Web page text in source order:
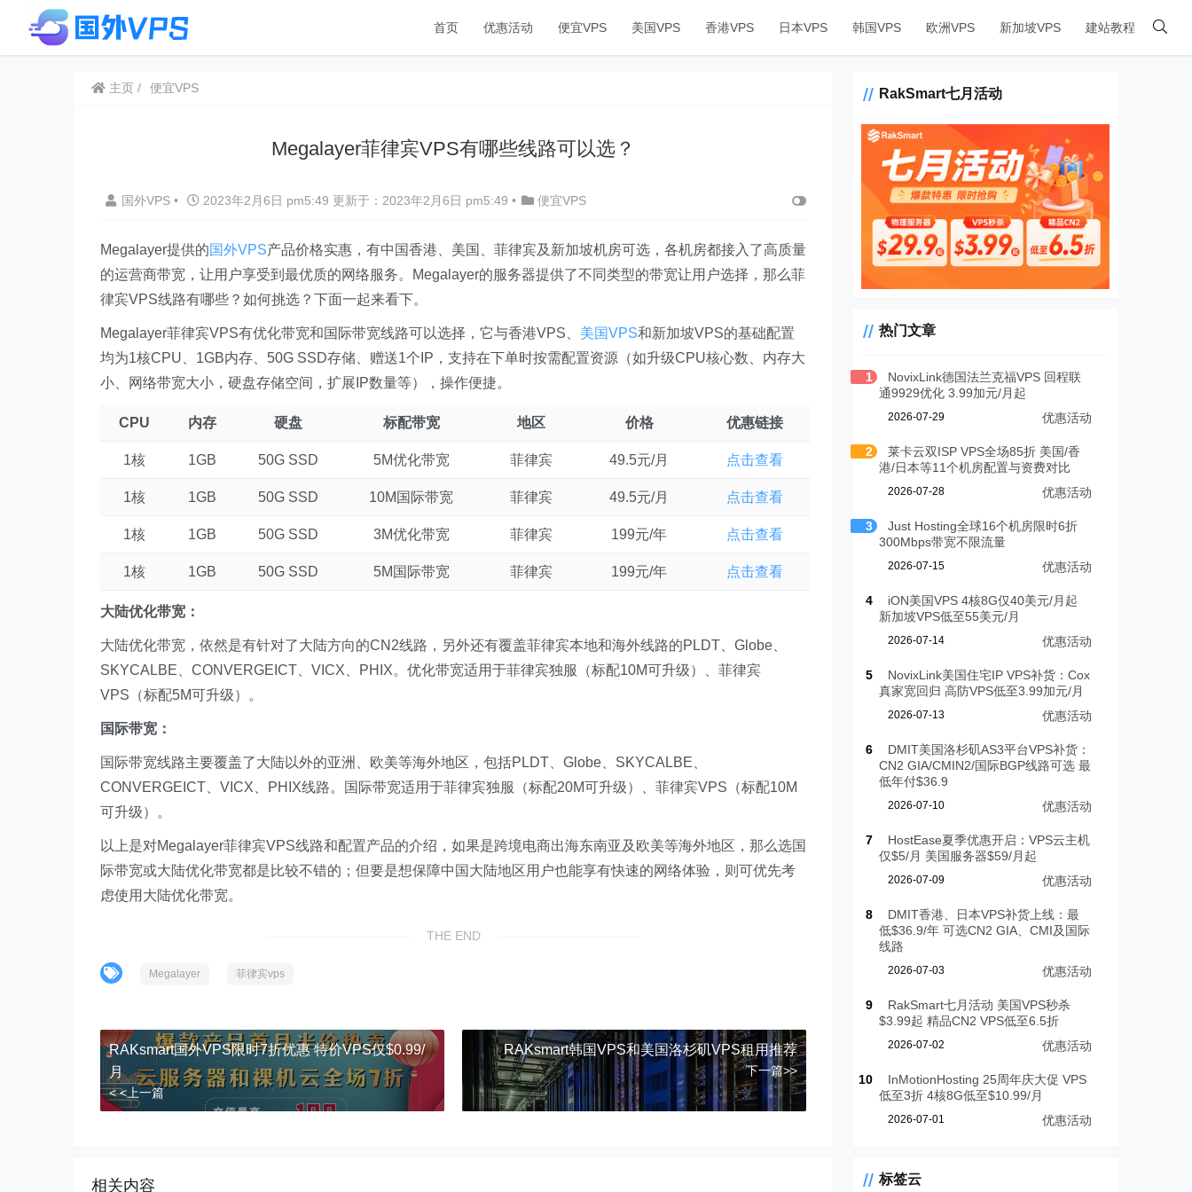
首页 优惠活动 便宜VPS 美国VPS 香港VPS 日本VPS 韩国VPS 欧洲VPS 新加坡VPS 建站教程
主页 便宜VPS
Megalayer菲律宾VPS有哪些线路可以选？
国外VPS • 2023年2月6日 pm5:49 更新于：2023年2月6日 pm5:49 • 便宜VPS
Megalayer提供的国外VPS产品价格实惠，有中国香港、美国、菲律宾及新加坡机房可选，各机房都接入了高质量
的运营商带宽，让用户享受到最优质的网络服务。Megalayer的服务器提供了不同类型的带宽让用户选择，那么菲
律宾VPS线路有哪些？如何挑选？下面一起来看下。
Megalayer菲律宾VPS有优化带宽和国际带宽线路可以选择，它与香港VPS、 美国VPS和新加坡VPS的基础配置
均为1核CPU、1GB内存、50G SSD存储、赠送1个IP，支持在下单时按需配置资源（如升级CPU核心数、内存大
小、网络带宽大小，硬盘存储空间，扩展IP数量等），操作便捷。
CPU 内存 硬盘 标配带宽 地区 价格 优惠链接
1核 1GB 50G SSD 5M优化带宽 菲律宾 49.5元/月 点击查看
1核 1GB 50G SSD 10M国际带宽 菲律宾 49.5元/月 点击查看
1核 1GB 50G SSD 3M优化带宽 菲律宾 199元/年 点击查看
1核 1GB 50G SSD 5M国际带宽 菲律宾 199元/年 点击查看
大陆优化带宽：
大陆优化带宽，依然是有针对了大陆方向的CN2线路，另外还有覆盖菲律宾本地和海外线路的PLDT、Globe、
SKYCALBE、CONVERGEICT、VICX、PHIX。优化带宽适用于菲律宾独服（标配10M可升级）、菲律宾
VPS（标配5M可升级）。
国际带宽：
国际带宽线路主要覆盖了大陆以外的亚洲、欧美等海外地区，包括PLDT、Globe、SKYCALBE、
CONVERGEICT、VICX、PHIX线路。国际带宽适用于菲律宾独服（标配20M可升级）、菲律宾VPS（标配10M
可升级）。
以上是对Megalayer菲律宾VPS线路和配置产品的介绍，如果是跨境电商出海东南亚及欧美等海外地区，那么选国
际带宽或大陆优化带宽都是比较不错的；但要是想保障中国大陆地区用户也能享有快速的网络体验，则可优先考
虑使用大陆优化带宽。
THE END
Megalayer 菲律宾vps
RAKsmart国外VPS限时7折优惠 特价VPS仅$0.99/
月
< <上一篇
RAKsmart韩国VPS和美国洛杉矶VPS租用推荐
下一篇>>
相关内容
RakSmart七月活动
热门文章
1
NovixLink德国法兰克福VPS 回程联
通9929优化 3.99加元/月起
2026-07-29 优惠活动
2
莱卡云双ISP VPS全场85折 美国/香
港/日本等11个机房配置与资费对比
2026-07-28 优惠活动
3
Just Hosting全球16个机房限时6折
300Mbps带宽不限流量
2026-07-15 优惠活动
4
iON美国VPS 4核8G仅40美元/月起
新加坡VPS低至55美元/月
2026-07-14 优惠活动
5
NovixLink美国住宅IP VPS补货：Cox
真家宽回归 高防VPS低至3.99加元/月
2026-07-13 优惠活动
6
DMIT美国洛杉矶AS3平台VPS补货：
CN2 GIA/CMIN2/国际BGP线路可选 最
低年付$36.9
2026-07-10 优惠活动
7
HostEase夏季优惠开启：VPS云主机
仅$5/月 美国服务器$59/月起
2026-07-09 优惠活动
8
DMIT香港、日本VPS补货上线：最
低$36.9/年 可选CN2 GIA、CMI及国际
线路
2026-07-03 优惠活动
9
RakSmart七月活动 美国VPS秒杀
$3.99起 精品CN2 VPS低至6.5折
2026-07-02 优惠活动
10
InMotionHosting 25周年庆大促 VPS
低至3折 4核8G低至$10.99/月
2026-07-01 优惠活动
标签云